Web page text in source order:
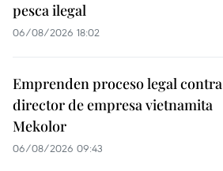
pesca ilegal
06/08/2026 18:02
Emprenden proceso legal contra
director de empresa vietnamita
Mekolor
06/08/2026 09:43